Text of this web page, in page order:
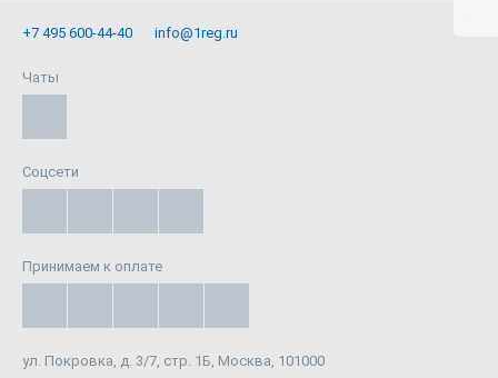
+7 495 600-44-40 info@1reg.ru
Чаты
Соцсети
Принимаем к оплате
ул. Покровка, д. 3/7, стр. 1Б, Москва, 101000